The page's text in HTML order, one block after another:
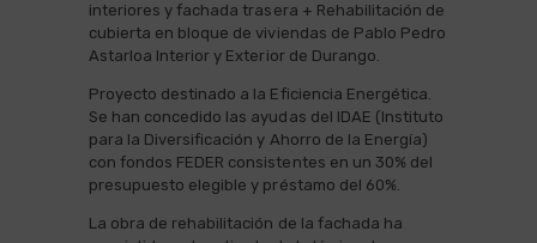
interiores y fachada trasera + Rehabilitación de
cubierta en bloque de viviendas de Pablo Pedro
Astarloa Interior y Exterior de Durango.
Proyecto destinado a la Eficiencia Energética.
Se han concedido las ayudas del IDAE (Instituto
para la Diversificación y Ahorro de la Energía)
con fondos FEDER consistentes en un 30% del
presupuesto elegible y préstamo del 60%.
La obra de rehabilitación de la fachada ha